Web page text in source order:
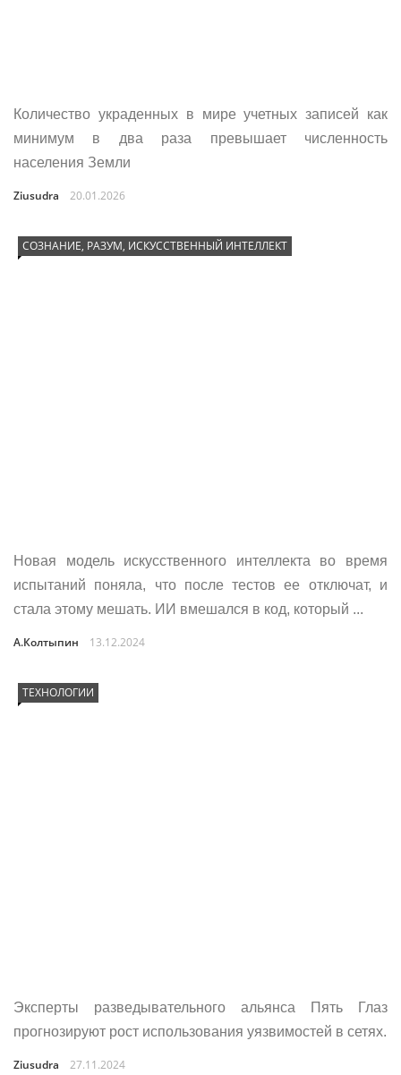
Количество украденных в мире учетных записей как
минимум в два раза превышает численность
населения Земли
Ziusudra 20.01.2026
СОЗНАНИЕ, РАЗУМ, ИСКУССТВЕННЫЙ ИНТЕЛЛЕКТ
Новая модель искусственного интеллекта во время
испытаний поняла, что после тестов ее отключат, и
стала этому мешать. ИИ вмешался в код, который ...
А.Колтыпин 13.12.2024
ТЕХНОЛОГИИ
Эксперты разведывательного альянса Пять Глаз
прогнозируют рост использования уязвимостей в сетях.
Ziusudra 27.11.2024